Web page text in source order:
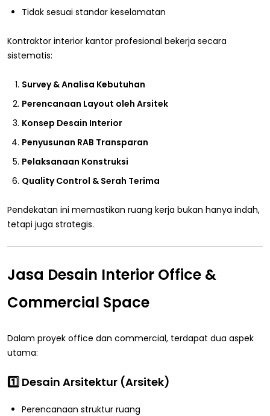
Tidak sesuai standar keselamatan
Kontraktor interior kantor profesional bekerja secara
sistematis:
Survey & Analisa Kebutuhan
Perencanaan Layout oleh Arsitek
Konsep Desain Interior
Penyusunan RAB Transparan
Pelaksanaan Konstruksi
Quality Control & Serah Terima
Pendekatan ini memastikan ruang kerja bukan hanya indah,
tetapi juga strategis.
Jasa Desain Interior Office &
Commercial Space
Dalam proyek office dan commercial, terdapat dua aspek
utama:
1️⃣ Desain Arsitektur (Arsitek)
Perencanaan struktur ruang